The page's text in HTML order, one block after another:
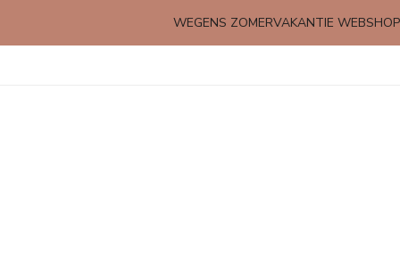
WEGENS ZOMERVAKANTIE